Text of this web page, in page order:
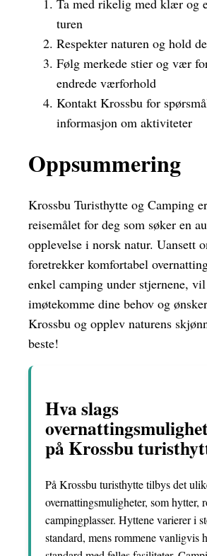
Ta med rikelig med klær og
turen
Respekter naturen og hold
Følg merkede stier og vær
endrede værforhold
Kontakt Krossbu for
informasjon om aktiviteter
Oppsummering
Krossbu Turisthytte og Camping
reisemålet for deg som søker en
opplevelse i norsk natur. Uansett
foretrekker komfortabel
enkel camping under stjernene,
imøtekomme dine behov og
Krossbu og opplev naturens
beste!
Hva slags
på Krossbu
På Krossbu turisthytte tilbys det
overnattingsmuligheter, som hytter,
campingplasser. Hyttene varierer i
standard, mens rommene vanligvis